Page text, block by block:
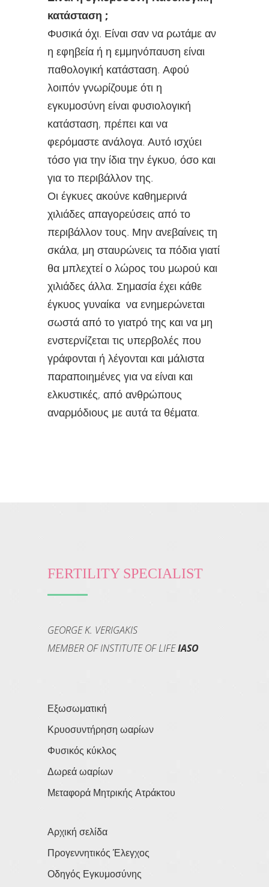
κατάσταση ;
Φυσικά όχι. Είναι σαν να ρωτάμε αν
η εφηβεία ή η εμμηνόπαυση είναι
παθολογική κατάσταση. Αφού
λοιπόν γνωρίζουμε ότι η
εγκυμοσύνη είναι φυσιολογική
κατάσταση, πρέπει και να
φερόμαστε ανάλογα. Αυτό ισχύει
τόσο για την ίδια την έγκυο, όσο και
για το περιβάλλον της.
Οι έγκυες ακούνε καθημερινά
χιλιάδες απαγορεύσεις από το
περιβάλλον τους. Μην ανεβαίνεις τη
σκάλα, μη σταυρώνεις τα πόδια γιατί
θα μπλεχτεί ο λώρος του μωρού και
χιλιάδες άλλα. Σημασία έχει κάθε
έγκυος γυναίκα να ενημερώνεται
σωστά από το γιατρό της και να μη
ενστερνίζεται τις υπερβολές που
γράφονται ή λέγονται και μάλιστα
παραποιημένες για να είναι και
ελκυστικές, από ανθρώπους
αναρμόδιους με αυτά τα θέματα.
FERTILITY SPECIALIST
GEORGE K. VERIGAKIS
MEMBER OF INSTITUTE OF LIFEIASO
Εξωσωματική
Κρυοσυντήρηση ωαρίων
Φυσικός κύκλος
Δωρεά ωαρίων
Μεταφορά Μητρικής Ατράκτου
Αρχική σελίδα
Προγεννητικός Έλεγχος
Οδηγός Εγκυμοσύνης